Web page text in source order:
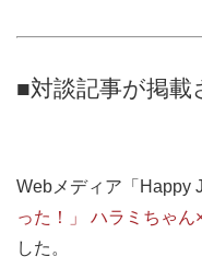
■対談記事が掲載
Webメディア「Happy
った！」 ハラミちゃ
した。